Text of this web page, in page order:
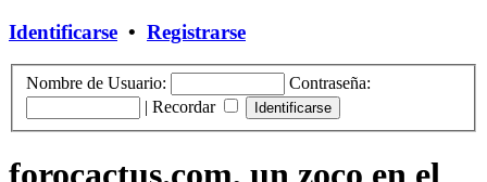
Identificarse • Registrarse
Nombre de Usuario:
Contraseña:
| Recordar